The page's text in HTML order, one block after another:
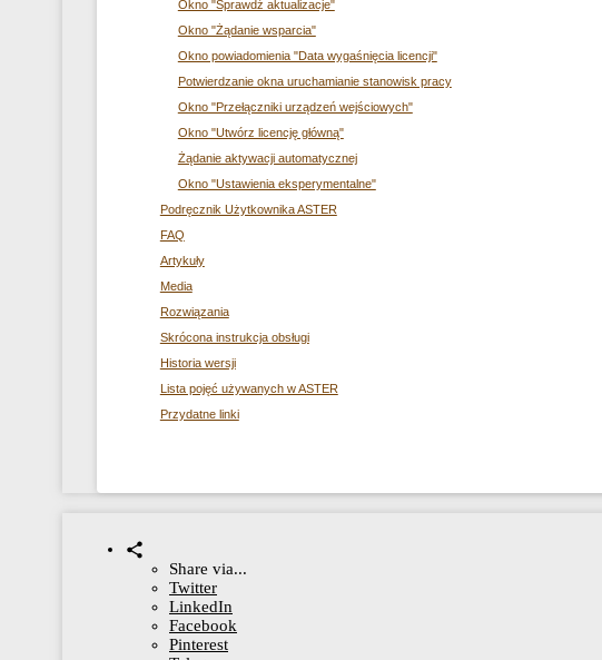
Okno "Sprawdź aktualizacje"
Okno "Żądanie wsparcia"
Okno powiadomienia "Data wygaśnięcia licencji"
Potwierdzanie okna uruchamianie stanowisk pracy
Okno "Przełączniki urządzeń wejściowych"
Okno "Utwórz licencję główną"
Żądanie aktywacji automatycznej
Okno "Ustawienia eksperymentalne"
Podręcznik Użytkownika ASTER
FAQ
Artykuły
Media
Rozwiązania
Skrócona instrukcja obsługi
Historia wersji
Lista pojęć używanych w ASTER
Przydatne linki
Share via...
Twitter
LinkedIn
Facebook
Pinterest